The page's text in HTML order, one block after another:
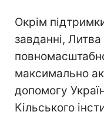
Окрім
завданні,
максимально
допомогу
Кільського